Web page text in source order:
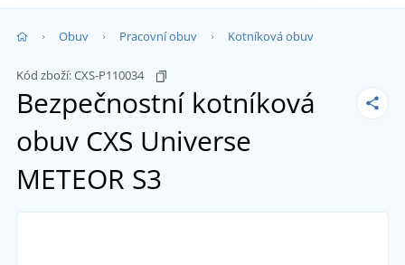
Obuv Pracovní obuv Kotníková obuv
Kód zboží:CXS-P110034
Bezpečnostní kotníková
obuv CXS Universe
METEOR S3